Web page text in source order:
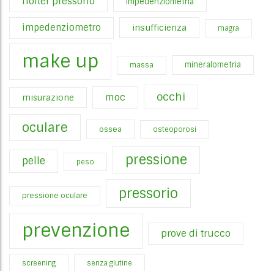
impedenziometro insufficienza magra
make up massa mineralometria
misurazione moc occhi
oculare ossea osteoporosi
pelle peso pressione
pressione oculare pressorio
prevenzione prove di trucco
screening senza glutine